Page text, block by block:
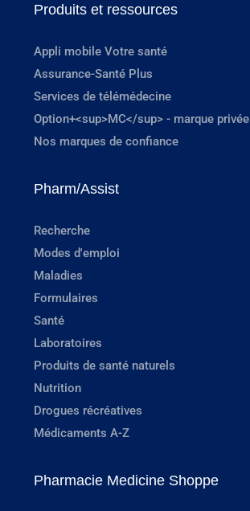
Produits et ressources
Appli mobile Votre santé
Assurance-Santé Plus
Services de télémédecine
Option+<sup>MC</sup> - marque privée
Nos marques de confiance
Pharm/Assist
Recherche
Modes d'emploi
Maladies
Formulaires
Santé
Laboratoires
Produits de santé naturels
Nutrition
Drogues récréatives
Médicaments A-Z
Pharmacie Medicine Shoppe